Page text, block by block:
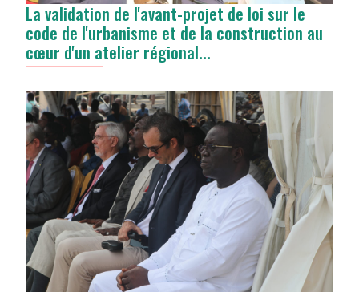
La validation de l'avant-projet de loi sur le
code de l'urbanisme et de la construction au
cœur d'un atelier régional...